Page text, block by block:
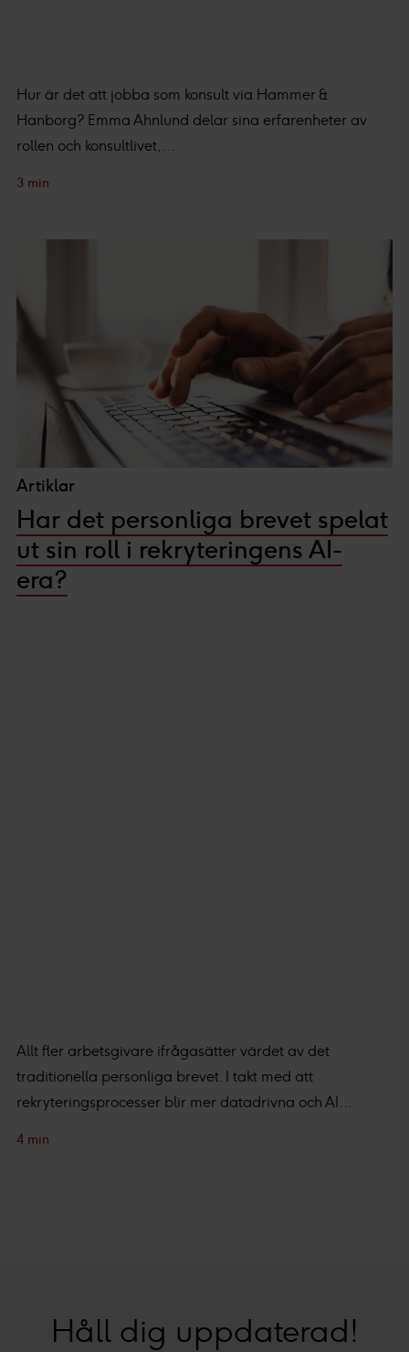
Hur är det att jobba som konsult via Hammer &
Hanborg? Emma Ahnlund delar sina erfarenheter av
rollen och konsultlivet,...
3 min
Artiklar
Har det personliga brevet spelat
ut sin roll i rekryteringens AI-
era?
Allt fler arbetsgivare ifrågasätter värdet av det
traditionella personliga brevet. I takt med att
rekryteringsprocesser blir mer datadrivna och AI...
4 min
Håll dig uppdaterad!